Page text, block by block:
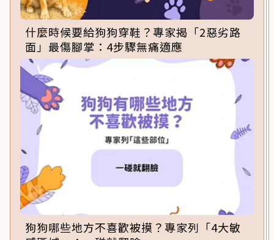
什麼時候要給狗狗穿鞋？專家揭「2惡劣路
面」最傷腳掌：4步驟無痛適應
狗狗哪些地方不喜歡被摸？專家列「4大敏